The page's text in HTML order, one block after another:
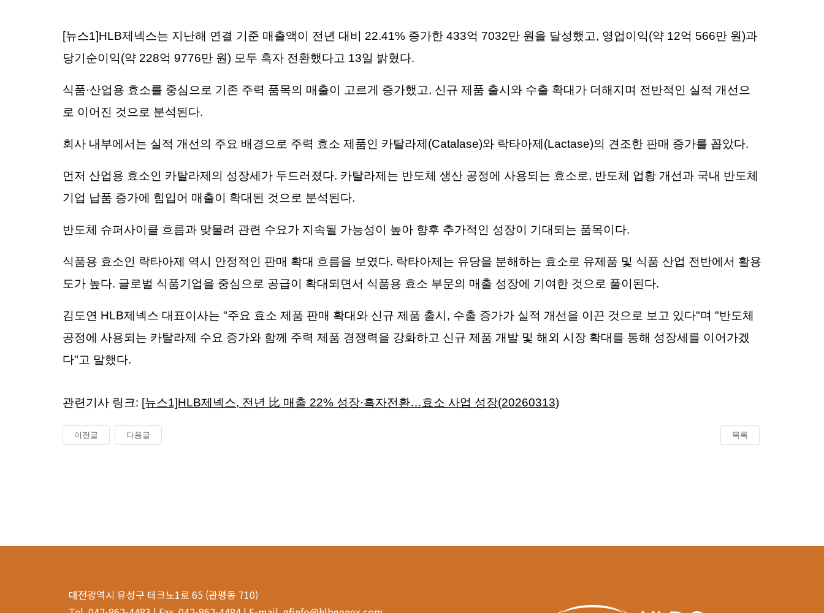
[뉴스1]HLB제넥스는 지난해 연결 기준 매출액이 전년 대비 22.41% 증가한 433억 7032만 원을 달성했고, 영업이익(약 12억 566만 원)과
당기순이익(약 228억 9776만 원) 모두 흑자 전환했다고 13일 밝혔다.
식품·산업용 효소를 중심으로 기존 주력 품목의 매출이 고르게 증가했고, 신규 제품 출시와 수출 확대가 더해지며 전반적인 실적 개선으
로 이어진 것으로 분석된다.
회사 내부에서는 실적 개선의 주요 배경으로 주력 효소 제품인 카탈라제(Catalase)와 락타아제(Lactase)의 견조한 판매 증가를 꼽았다.
먼저 산업용 효소인 카탈라제의 성장세가 두드러졌다. 카탈라제는 반도체 생산 공정에 사용되는 효소로, 반도체 업황 개선과 국내 반도체
기업 납품 증가에 힘입어 매출이 확대된 것으로 분석된다.
반도체 슈퍼사이클 흐름과 맞물려 관련 수요가 지속될 가능성이 높아 향후 추가적인 성장이 기대되는 품목이다.
식품용 효소인 락타아제 역시 안정적인 판매 확대 흐름을 보였다. 락타아제는 유당을 분해하는 효소로 유제품 및 식품 산업 전반에서 활용
도가 높다. 글로벌 식품기업을 중심으로 공급이 확대되면서 식품용 효소 부문의 매출 성장에 기여한 것으로 풀이된다.
김도연 HLB제넥스 대표이사는 "주요 효소 제품 판매 확대와 신규 제품 출시, 수출 증가가 실적 개선을 이끈 것으로 보고 있다"며 "반도체
공정에 사용되는 카탈라제 수요 증가와 함께 주력 제품 경쟁력을 강화하고 신규 제품 개발 및 해외 시장 확대를 통해 성장세를 이어가겠
다"고 말했다.
관련기사 링크: [뉴스1]HLB제넥스, 전년 比 매출 22% 성장·흑자전환…효소 사업 성장(20260313)
이전글 다음글 목록
대전광역시 유성구 테크노1로 65 (관평동 710)